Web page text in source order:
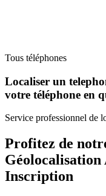
Tous téléphones
Localiser un
votre téléphone en
Service professionnel de
Profitez de
Géolocalisation
Inscription